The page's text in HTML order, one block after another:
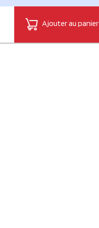
Ajouter au panier